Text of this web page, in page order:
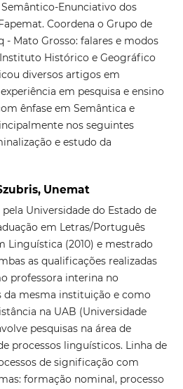
Enunciativo dos
Coordena o Grupo de
- Mato Grosso: falares e modos
Histórico e Geográfico
diversos artigos em
em pesquisa e ensino
ênfase em Semântica e
nos seguintes
e estudo da
Unemat
Universidade do Estado de
em Letras/Português
Linguística (2010) e mestrado
as qualificações realizadas
professora interina no
da mesma instituição e como
na UAB (Universidade
pesquisas na área de
processos linguísticos. Linha de
de significação com
formação nominal, processo